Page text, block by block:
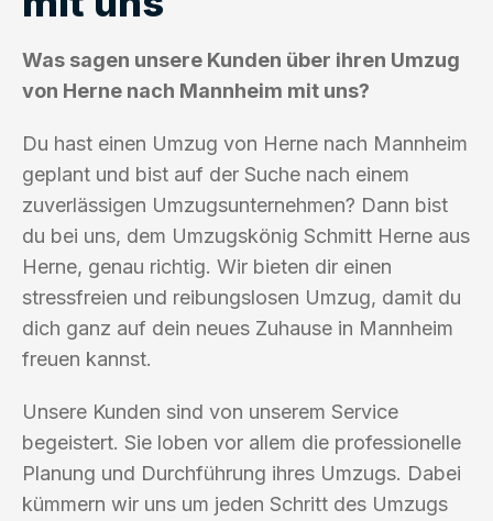
Was sagen unsere Kunden über ihren Umzug
von Herne nach Mannheim mit uns?
Du hast einen Umzug von Herne nach Mannheim
geplant und bist auf der Suche nach einem
zuverlässigen Umzugsunternehmen? Dann bist
du bei uns, dem Umzugskönig Schmitt Herne aus
Herne, genau richtig. Wir bieten dir einen
stressfreien und reibungslosen Umzug, damit du
dich ganz auf dein neues Zuhause in Mannheim
freuen kannst.
Unsere Kunden sind von unserem Service
begeistert. Sie loben vor allem die professionelle
Planung und Durchführung ihres Umzugs. Dabei
kümmern wir uns um jeden Schritt des Umzugs